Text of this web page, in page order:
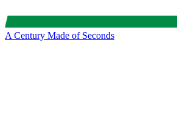
A Century Made of Seconds